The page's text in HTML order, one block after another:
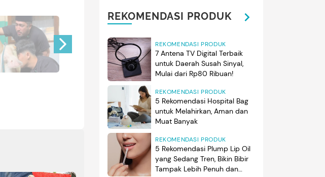
REKOMENDASI PRODUK
REKOMENDASI PRODUK
7 Antena TV Digital Terbaik
untuk Daerah Susah Sinyal,
Mulai dari Rp80 Ribuan!
REKOMENDASI PRODUK
5 Rekomendasi Hospital Bag
untuk Melahirkan, Aman dan
Muat Banyak
REKOMENDASI PRODUK
5 Rekomendasi Plump Lip Oil
yang Sedang Tren, Bikin Bibir
Tampak Lebih Penuh dan